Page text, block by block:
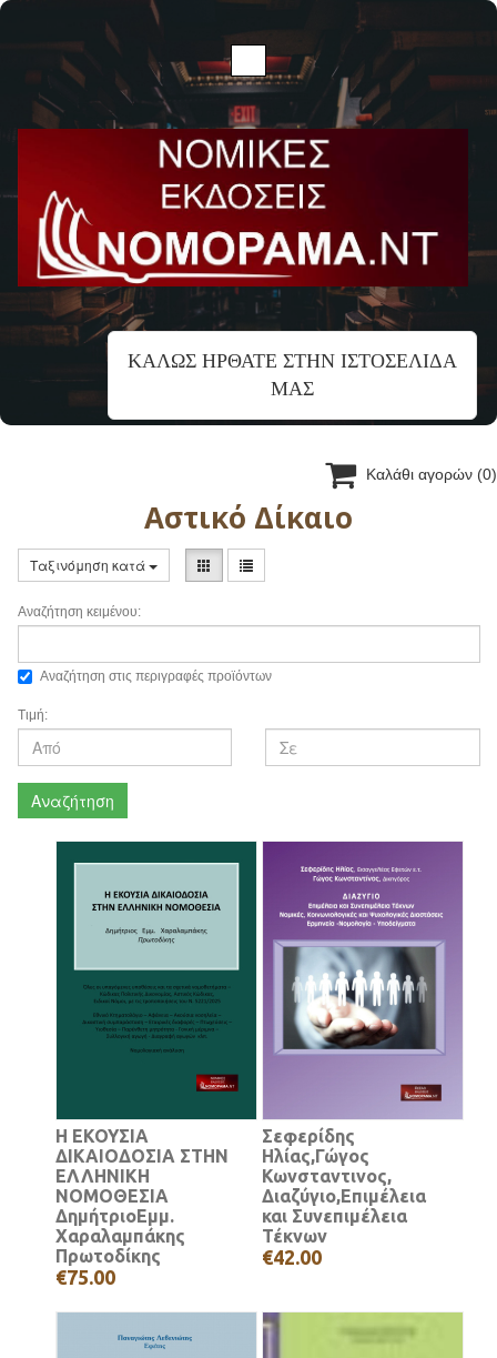
ΚΑΛΩΣ ΗΡΘΑΤΕ ΣΤΗΝ ΙΣΤΟΣΕΛΙΔΑ
ΜΑΣ
 Καλάθι αγορών (0)
Αστικό Δίκαιο
Ταξινόμηση κατά
Αναζήτηση κειμένου:
Αναζήτηση στις περιγραφές προϊόντων
Τιμή:
Αναζήτηση
Η ΕΚΟΥΣΙΑ
ΔΙΚΑΙΟΔΟΣΙΑ ΣΤΗΝ
ΕΛΛΗΝΙΚΗ
ΝΟΜΟΘΕΣΙΑ
ΔημήτριοΕμμ.
Χαραλαμπάκης
Πρωτοδίκης
€75.00
Σεφερίδης
Ηλίας,Γώγος
Κωνσταντινος,
Διαζύγιο,Επιμέλεια
και Συνεπιμέλεια
Τέκνων
€42.00